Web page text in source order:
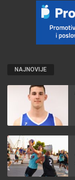
NAJNOVIJE